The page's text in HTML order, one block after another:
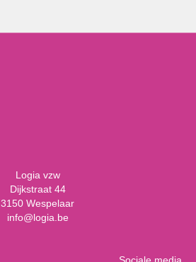
Logia vzw
Dijkstraat 44
3150 Wespelaar
info@logia.be